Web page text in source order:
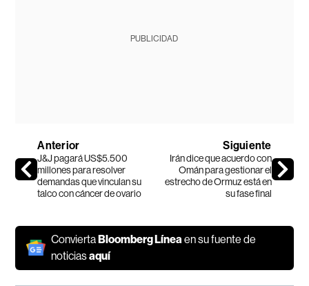
PUBLICIDAD
Anterior
J&J pagará US$5.500
millones para resolver
demandas que vinculan su
talco con cáncer de ovario
Siguiente
Irán dice que acuerdo con
Omán para gestionar el
estrecho de Ormuz está en
su fase final
ConviertaBloomberg Línea en su fuente de
noticiasaquí